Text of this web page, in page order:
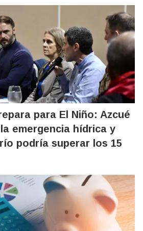
para El Niño: Azcué
emergencia hídrica y
podría superar los 15